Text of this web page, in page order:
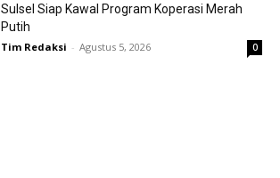
Sulsel Siap Kawal Program Koperasi Merah
Putih
Tim Redaksi - Agustus 5, 2026 0